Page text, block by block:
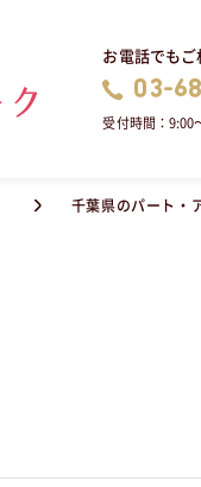
お電話でも
03-
受付時間：9:00
千葉県のパート・